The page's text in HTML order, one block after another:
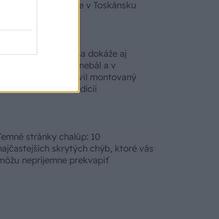
zabudnete, že nie ste v Toskánsku
motorovou pílou sa dokáže aj
podpísať. Slovák sa nebál a v
Čičmanoch si postavil montovaný
v duchu tradícií
stránky chalúp: 10
skrytých chýb, ktoré vás
nepríjemne prekvapiť